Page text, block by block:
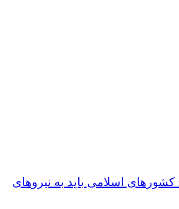
کشورهای اسلامی باید به نیروهای